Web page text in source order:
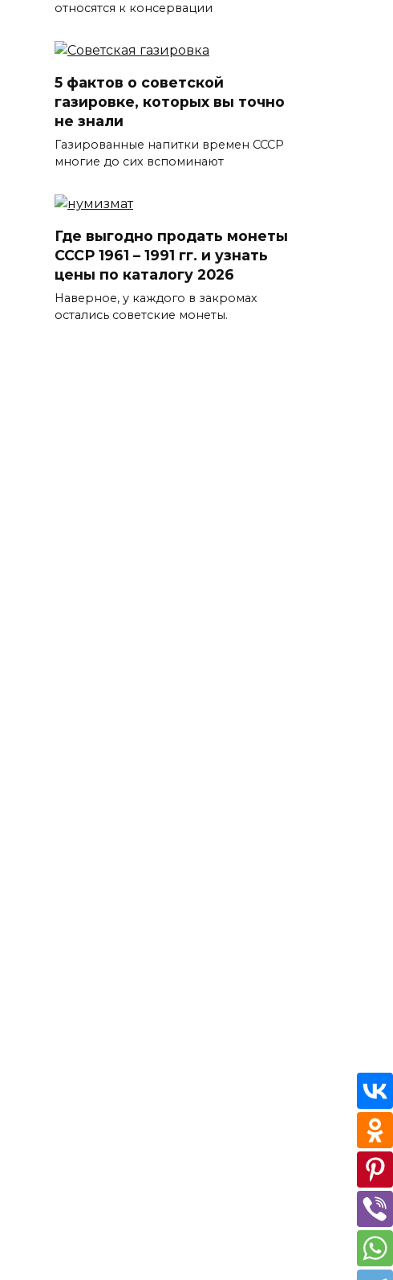
относятся к консервации
5 фактов о советской
газировке, которых вы точно
не знали
Газированные напитки времен СССР
многие до сих вспоминают
Где выгодно продать монеты
СССР 1961 – 1991 гг. и узнать
цены по каталогу 2026
Наверное, у каждого в закромах
остались советские монеты.